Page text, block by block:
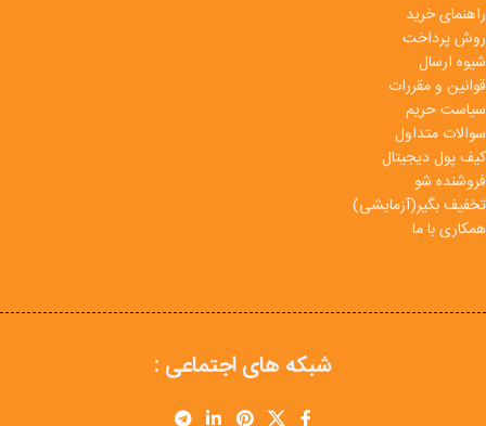
راهنمای خرید
روش پرداخت
شیوه ارسال
قوانین و مقررات
سیاست حریم
سوالات متداول
کیف پول دیجیتال
فروشنده شو
تخفیف بگیر(آزمایشی)
همکاری با ما
شبکه های اجتماعی :